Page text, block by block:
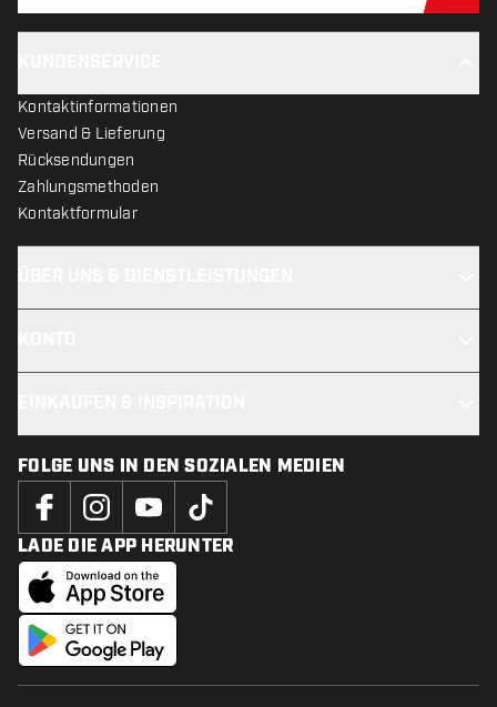
Kontaktinformationen
Versand & Lieferung
Rücksendungen
Zahlungsmethoden
Kontaktformular
FOLGE UNS IN DEN SOZIALEN MEDIEN
LADE DIE APP HERUNTER